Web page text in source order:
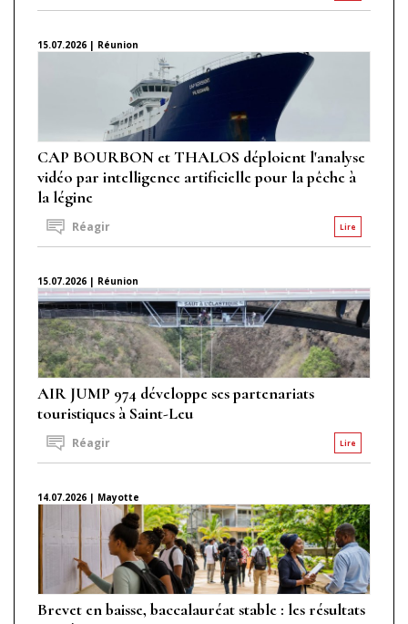
15.07.2026 | Réunion
CAP BOURBON et THALOS déploient l'analyse
vidéo par intelligence artificielle pour la pêche à
la légine
Lire
Réagir
15.07.2026 | Réunion
AIR JUMP 974 développe ses partenariats
touristiques à Saint-Leu
Lire
Réagir
14.07.2026 | Mayotte
Brevet en baisse, baccalauréat stable : les résultats